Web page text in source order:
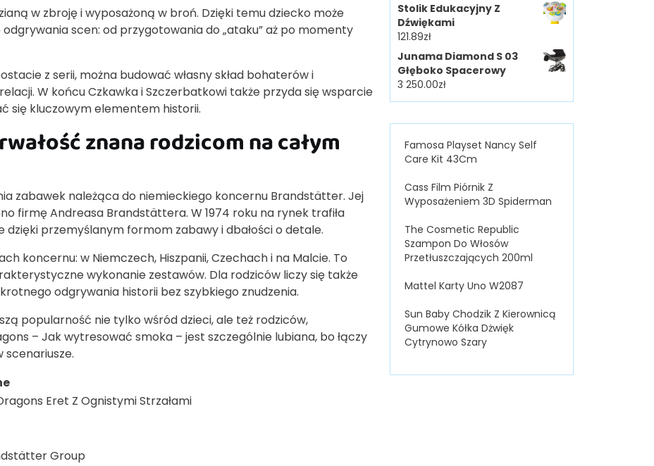
w zbroję i wyposażoną w broń. Dzięki temu dziecko może
scen: od przygotowania do „ataku” aż po momenty
z serii, można budować własny skład bohaterów i
W końcu Czkawka i Szczerbatkowi także przyda się wsparcie
się kluczowym elementem historii.
znana rodzicom na całym
zabawek należąca do niemieckiego koncernu Brandstätter. Jej
firmę Andreasa Brandstättera. W 1974 roku na rynek trafiła
dzięki przemyślanym formom zabawy i dbałości o detale.
koncernu: w Niemczech, Hiszpanii, Czechach i na Malcie. To
wykonanie zestawów. Dla rodziców liczy się także
odgrywania historii bez szybkiego znudzenia.
popularność nie tylko wśród dzieci, ale też rodziców,
– Jak wytresować smoka – jest szczególnie lubiana, bo łączy
Eret Z Ognistymi Strzałami
Group
Stolik Edukacyjny Z
Dźwiękami
121.89zł
Junama Diamond S 03
Głęboko Spacerowy
3 250.00zł
Famosa Playset Nancy Self
Care Kit 43Cm
Cass Film Piórnik Z
Wyposażeniem 3D Spiderman
The Cosmetic Republic
Szampon Do Włosów
Przetłuszczających 200ml
Mattel Karty Uno W2087
Sun Baby Chodzik Z Kierownicą
Gumowe Kółka Dżwięk
Cytrynowo Szary